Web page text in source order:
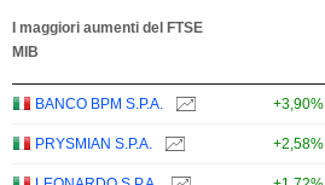
I maggiori aumenti del FTSE
MIB
BANCO BPM S.P.A. +3,90%
PRYSMIAN S.P.A. +2,58%